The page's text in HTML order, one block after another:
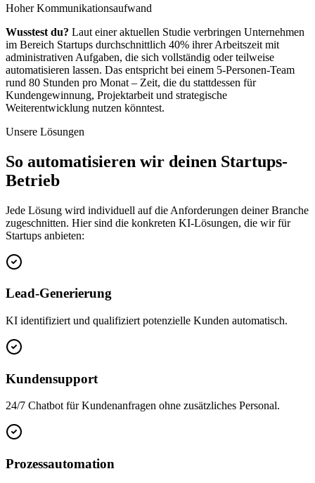
Hoher Kommunikationsaufwand
Wusstest du? Laut einer aktuellen Studie verbringen Unternehmen
im Bereich Startups durchschnittlich 40% ihrer Arbeitszeit mit
administrativen Aufgaben, die sich vollständig oder teilweise
automatisieren lassen. Das entspricht bei einem 5-Personen-Team
rund 80 Stunden pro Monat – Zeit, die du stattdessen für
Kundengewinnung, Projektarbeit und strategische
Weiterentwicklung nutzen könntest.
Unsere Lösungen
So automatisieren wir deinen Startups-
Betrieb
Jede Lösung wird individuell auf die Anforderungen deiner Branche
zugeschnitten. Hier sind die konkreten KI-Lösungen, die wir für
Startups anbieten:
Lead-Generierung
KI identifiziert und qualifiziert potenzielle Kunden automatisch.
Kundensupport
24/7 Chatbot für Kundenanfragen ohne zusätzliches Personal.
Prozessautomation